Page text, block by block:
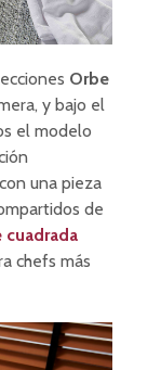
Orbe
y bajo el
el modelo
una pieza
de
cuadrada
chefs más